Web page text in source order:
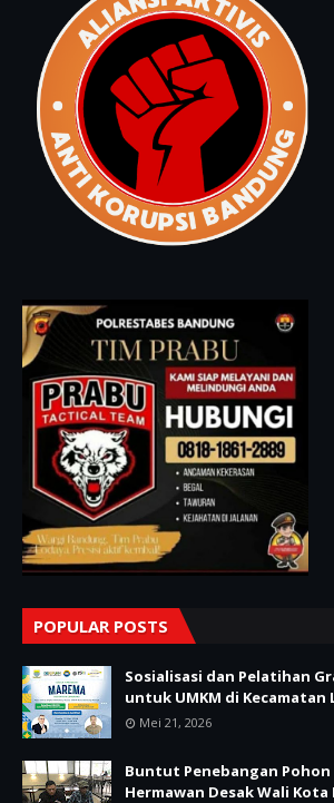
POPULAR POSTS
Sosialisasi dan Pelatihan
untuk UMKM di Kecamatan
Mei 21, 2026
Buntut Penebangan Pohon
Hermawan Desak Wali